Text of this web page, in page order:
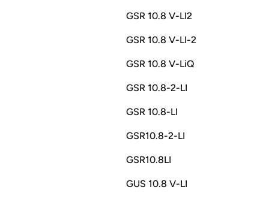
GSR 10.8 V-LI2
GSR 10.8 V-LI-2
GSR 10.8 V-LiQ
GSR 10.8-2-LI
GSR 10.8-LI
GSR10.8-2-LI
GSR10.8LI
GUS 10.8 V-LI